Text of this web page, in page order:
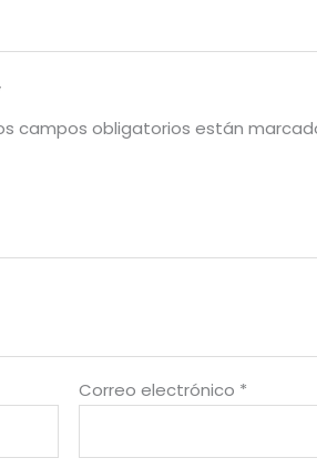
campos obligatorios están
Correo electrónico *